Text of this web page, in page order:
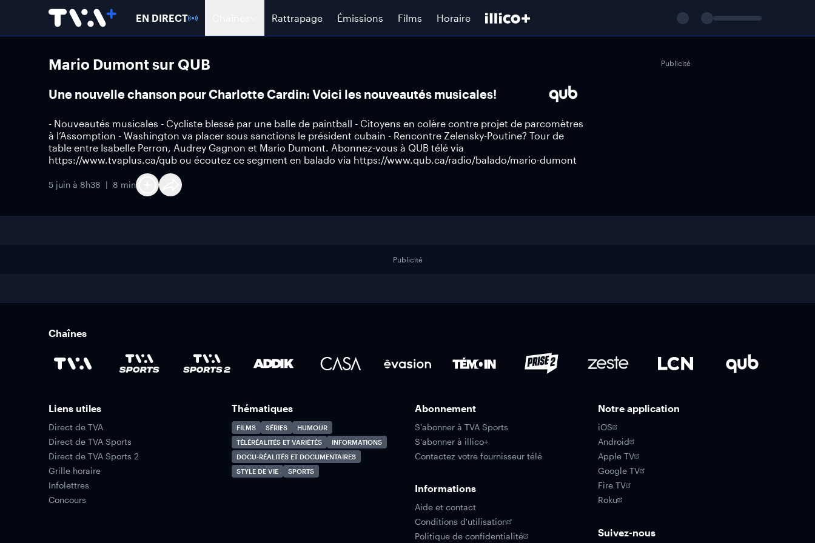
EN DIRECT Rattrapage Émissions Films Horaire
Mario Dumont sur QUB
Une nouvelle chanson pour Charlotte Cardin: Voici les nouveautés musicales!
- Nouveautés musicales - Cycliste blessé par une balle de paintball - Citoyens en colère contre projet de parcomètres
à l’Assomption - Washington va placer sous sanctions le président cubain - Rencontre Zelensky-Poutine? Tour de
table entre Isabelle Perron, Audrey Gagnon et Mario Dumont. Abonnez-vous à QUB télé via
https://www.tvaplus.ca/qub ou écoutez ce segment en balado via https://www.qub.ca/radio/balado/mario-dumont
5 juin à 8h38 8 min
Publicité
Publicité
Chaînes
Liens utiles
Direct de TVA
Direct de TVA Sports
Direct de TVA Sports 2
Grille horaire
Infolettres
Concours
Thématiques
FILMS SÉRIES
HUMOUR
TÉLÉRÉALITÉS ET VARIÉTÉS
INFORMATIONS
DOCU-RÉALITÉS ET DOCUMENTAIRES
STYLE DE VIE
SPORTS
Abonnement
S'abonner à TVA Sports
S'abonner à illico+
Contactez votre fournisseur télé
Informations
Aide et contact
Conditions d'utilisation
Politique de confidentialité
Notre application
iOS
Android
Apple TV
Google TV
Fire TV
Roku
Suivez-nous